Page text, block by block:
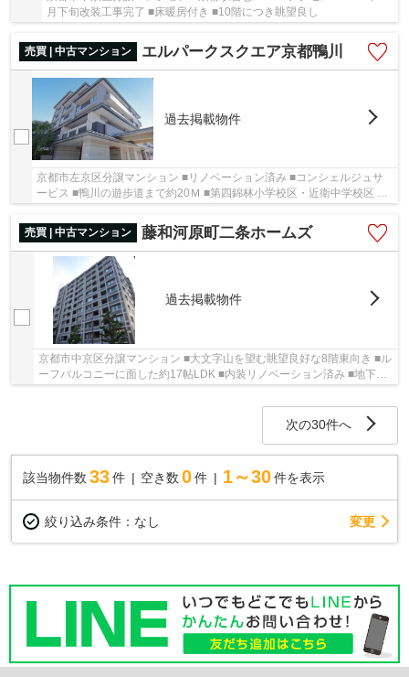
月下旬改装工事完了 ■床暖房付き ■10階につき眺望良し
売買 | 中古マンション エルパークスクエア京都鴨川
過去掲載物件
京都市左京区分譲マンション ■リノベーション済み ■コンシェルジュサ
ービス ■鴨川の遊歩道まで約20Ｍ ■第四錦林小学校区・近衛中学校区 ■
売買 | 中古マンション
藤和河原町二条ホームズ
過去掲載物件
京都市中京区分譲マンション ■大文字山を望む眺望良好な8階東向き ■ル
ーフバルコニーに面した約17帖LDK ■内装リノベーション済み ■地下鉄
次の30件へ
該当物件数 33件 空き数 0 件 1～30 件を表示
絞り込み条件： なし 変更